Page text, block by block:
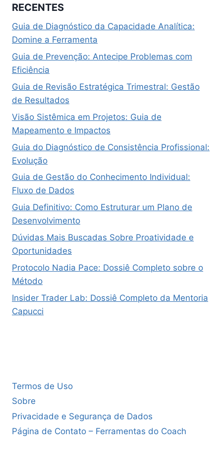
RECENTES
Guia de Diagnóstico da Capacidade Analítica:
Domine a Ferramenta
Guia de Prevenção: Antecipe Problemas com
Eficiência
Guia de Revisão Estratégica Trimestral: Gestão
de Resultados
Visão Sistêmica em Projetos: Guia de
Mapeamento e Impactos
Guia do Diagnóstico de Consistência Profissional:
Evolução
Guia de Gestão do Conhecimento Individual:
Fluxo de Dados
Guia Definitivo: Como Estruturar um Plano de
Desenvolvimento
Dúvidas Mais Buscadas Sobre Proatividade e
Oportunidades
Protocolo Nadia Pace: Dossiê Completo sobre o
Método
Insider Trader Lab: Dossiê Completo da Mentoria
Capucci
Termos de Uso
Sobre
Privacidade e Segurança de Dados
Página de Contato – Ferramentas do Coach